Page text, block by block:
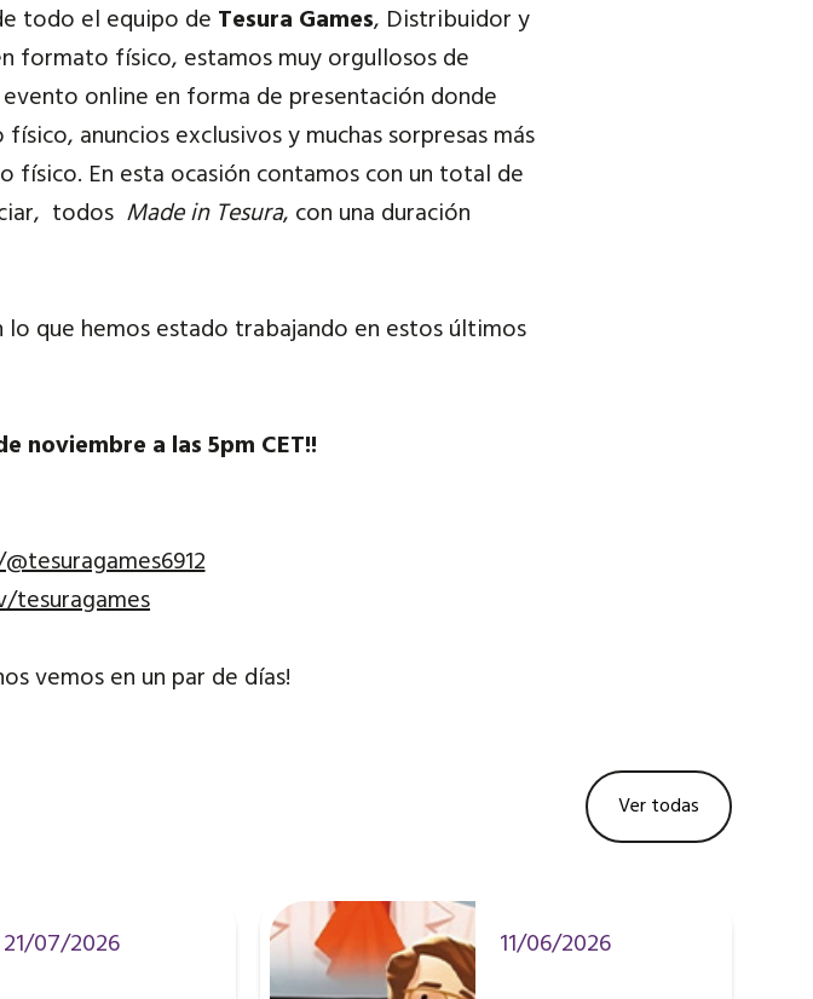
todo el equipo de Tesura Games, Distribuidor y
formato físico, estamos muy orgullosos de
online en forma de presentación donde
anuncios exclusivos y muchas sorpresas más
En esta ocasión contamos con un total de
todos Made in Tesura, con una duración
lo que hemos estado trabajando en estos últimos
noviembre a las 5pm CET!!
vemos en un par de días!
Ver todas
21/07/2026
11/06/2026